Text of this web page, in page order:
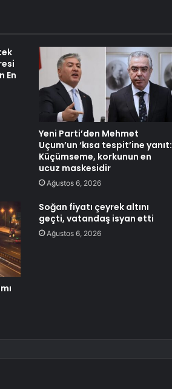
En
Yeni Parti’den Mehmet
Uçum’un ‘kısa tespit’ine yanıt:
Küçümseme, korkunun en
ucuz maskesidir
Ağustos 6, 2026
Soğan fiyatı çeyrek altını
geçti, vatandaş isyan etti
Ağustos 6, 2026